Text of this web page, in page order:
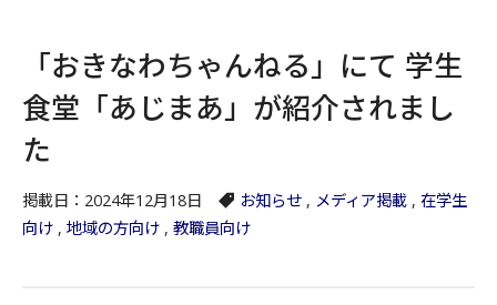
「おきなわちゃんねる」にて 学生
食堂「あじまあ」が紹介されまし
た
掲載日：2024年12月18日 お知らせ , メディア掲載 , 在学生
向け , 地域の方向け , 教職員向け